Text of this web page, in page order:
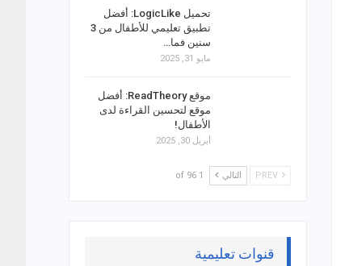
تحميل LogicLike: أفضل
تطبيق تعليمي للأطفال من 3
سنين فما…
مايو 31, 2025
موقع ReadTheory: أفضل
موقع لتحسين القراءة لدى
الأطفال!
أبريل 30, 2025
التالي 1 of 96
قنوات تعليمية